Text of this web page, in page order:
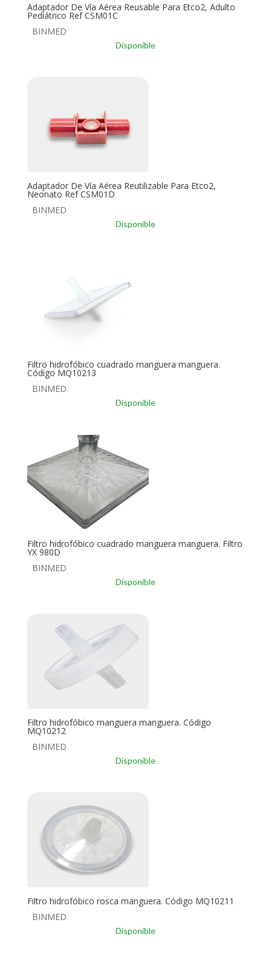
Adaptador De Vía Aérea Reusable Para Etco2, Adulto
Pediátrico Ref CSM01C
BINMED
Disponible
Adaptador De Vía Aérea Reutilizable Para Etco2,
Neonato Ref CSM01D
BINMED
Disponible
Filtro hidrofóbico cuadrado manguera manguera.
Código MQ10213
BINMED
Disponible
Filtro hidrofóbico cuadrado manguera manguera. Filtro
YX 980D
BINMED
Disponible
Filtro hidrofóbico manguera manguera. Código
MQ10212
BINMED
Disponible
Filtro hidrofóbico rosca manguera. Código MQ10211
BINMED
Disponible